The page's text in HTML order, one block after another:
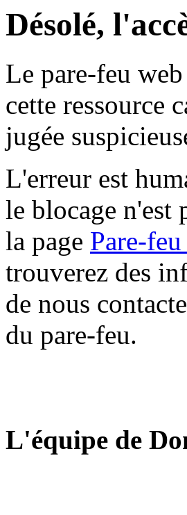
Désolé,
Le pare-feu
cette ressource
jugée
L'erreur est
le blocage n'est
la page Pare-
trouverez des
de nous
du pare-feu.
L'équipe de